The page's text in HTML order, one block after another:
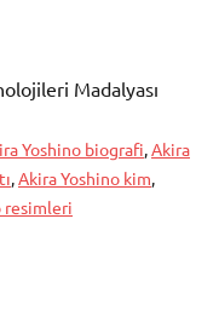
Madalyası
Yoshino biografi,Akira
,Akira Yoshino kim,
resimleri